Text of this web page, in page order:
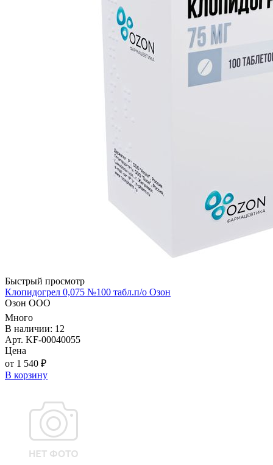
Быстрый просмотр
Клопидогрел 0,075 №100 табл.п/о Озон
Озон ООО
Много
В наличии: 12
Арт. KF-00040055
Цена
от 1 540 ₽
В корзину